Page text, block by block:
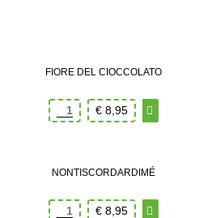
FIORE DEL CIOCCOLATO
€ 8,95
NONTISCORDARDIMÉ
€ 8,95